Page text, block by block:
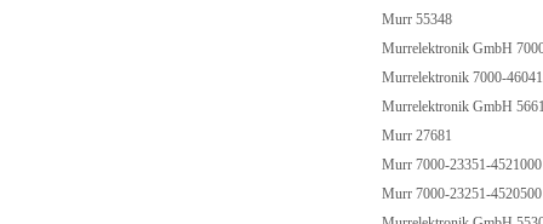
Murr 55348
Murrelektronik GmbH
Murrelektronik 7000-
Murrelektronik GmbH
Murr 27681
Murr 7000-23351-
Murr 7000-23251-